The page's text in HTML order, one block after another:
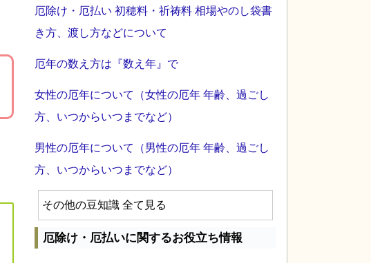
厄除け・厄払い 初穂料・祈祷料 相場やのし袋書
き方、渡し方などについて
厄年の数え方は『数え年』で
女性の厄年について（女性の厄年 年齢、過ごし
方、いつからいつまでなど）
男性の厄年について（男性の厄年 年齢、過ごし
方、いつからいつまでなど）
その他の豆知識 全て見る
厄除け・厄払いに関するお役立ち情報